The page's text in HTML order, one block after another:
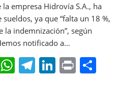
empresa Hidrovía S.A., ha
ya que “falta un 18 %,
indemnización”, según
notificado a…
W T Li Pr